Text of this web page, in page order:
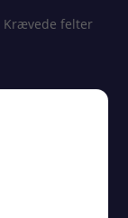
Krævede felter